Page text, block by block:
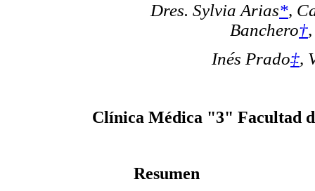
Dres. Sylvia Arias*,
Banchero†
Inés Prado‡,
Clínica Médica "3" Facultad
Resumen